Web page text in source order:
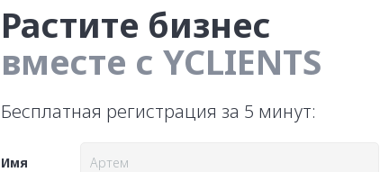
Растите бизнес
вместе с YCLIENTS
Бесплатная регистрация за 5 минут:
Имя